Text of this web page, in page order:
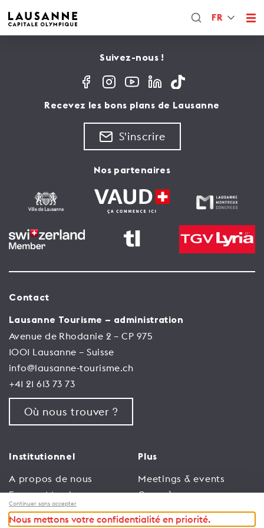
FR
Suivez-nous !
Recevez les bons plans de Lausanne
S'inscrire
Nos partenaires
Contact
Lausanne Tourisme – administration
Avenue de Rhodanie 2 – CP 975
1001 Lausanne – Suisse
info@lausanne-tourisme.ch
+41 21 613 73 73
Où nous trouver ?
Institutionnel
A propos de nous
Espace Membres
Emploi
Plus
Meetings & events
Congrès
Trade
Continuer sans accepter
Nous mettons votre confidentialité en priorité.